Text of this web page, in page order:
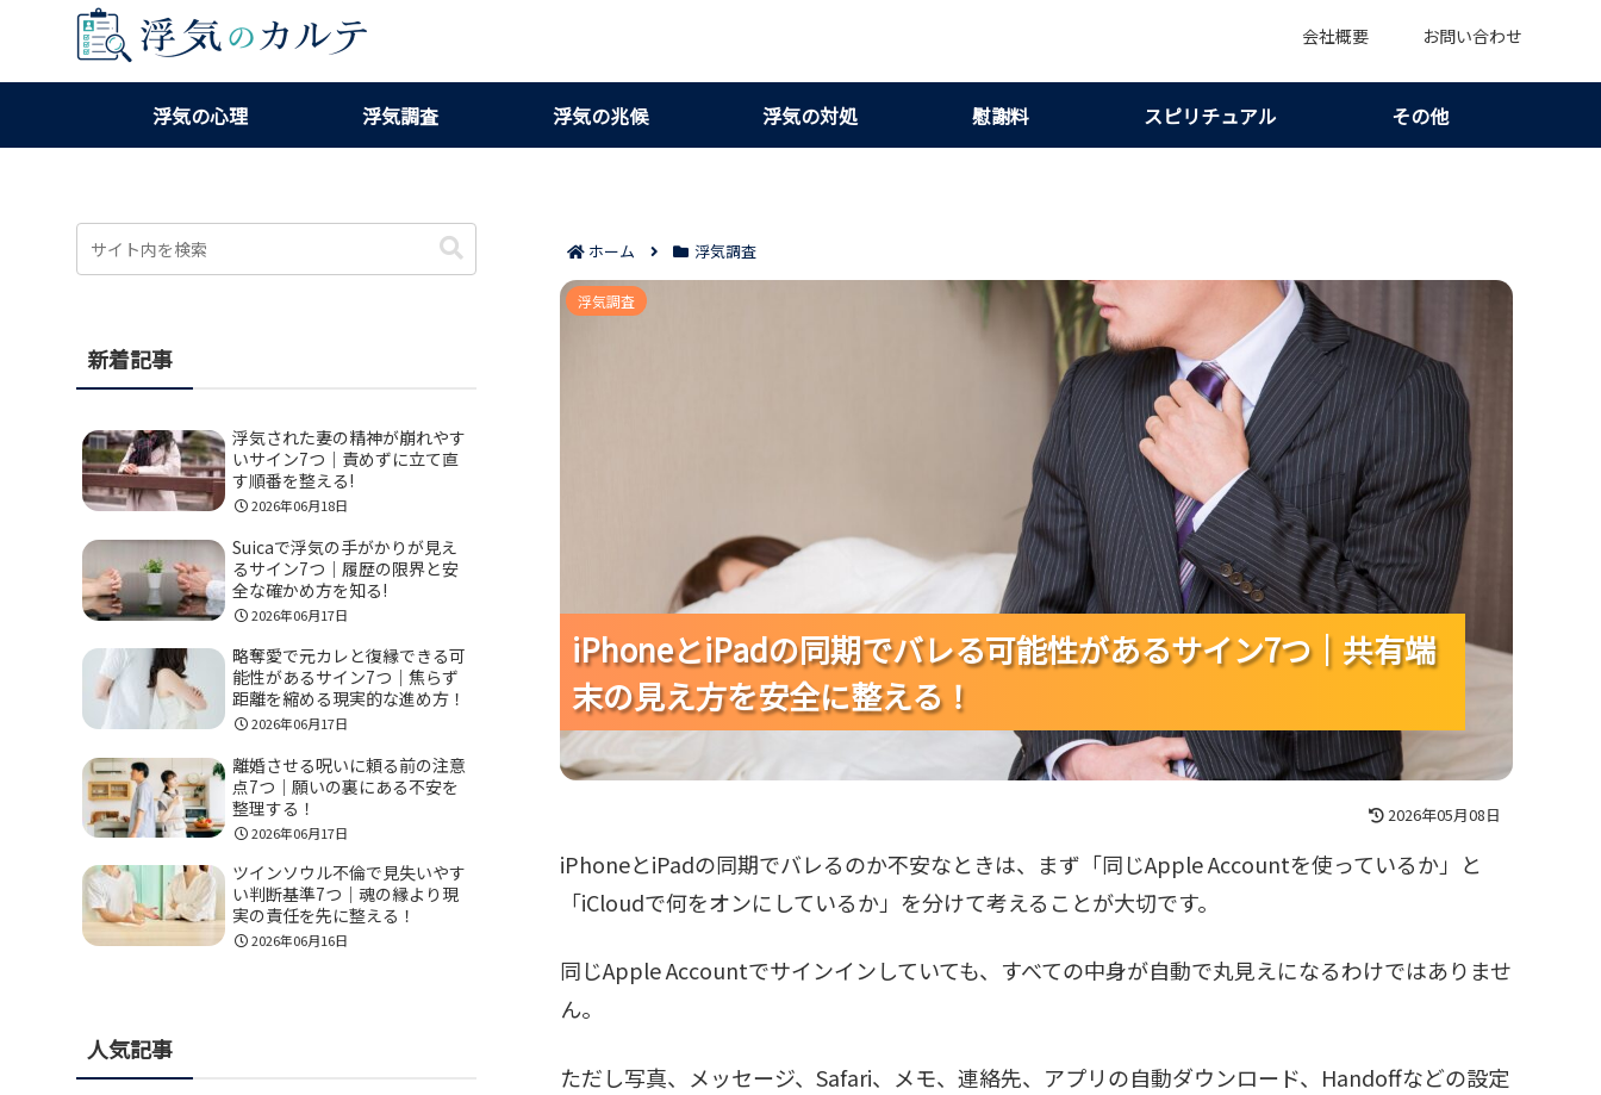
会社概要 お問い合わせ
浮気の心理 浮気調査 浮気の兆候 浮気の対処 慰謝料 スピリチュアル その他
ホーム 浮気調査
iPhoneとiPadの同期でバレる可能性があるサイン7つ｜共有端末の見え方を安全に整える！
iPhoneとiPadの同期でバレる可能性があるサイン7つ｜共有端
末の見え方を安全に整える！
iPhoneとiPadの同期でバレる可能性があるサイン7つ｜共有端
末の見え方を安全に整える！
iPhoneとiPadの同期でバレる可能性があるサイン7つ｜共有端
末の見え方を安全に整える！
浮気調査
2026年05月08日
iPhoneとiPadの同期でバレるのか不安なときは、まず「同じApple Accountを使っているか」と
「iCloudで何をオンにしているか」を分けて考えることが大切です。
同じApple Accountでサインインしていても、すべての中身が自動で丸見えになるわけではありませ
ん。
ただし写真、メッセージ、Safari、メモ、連絡先、アプリの自動ダウンロード、Handoffなどの設定
新着記事
浮気された妻の精神が崩れやす
いサイン7つ｜責めずに立て直
す順番を整える!
2026年06月18日
Suicaで浮気の手がかりが見え
るサイン7つ｜履歴の限界と安
全な確かめ方を知る!
2026年06月17日
略奪愛で元カレと復縁できる可
能性があるサイン7つ｜焦らず
距離を縮める現実的な進め方！
2026年06月17日
離婚させる呪いに頼る前の注意
点7つ｜願いの裏にある不安を
整理する！
2026年06月17日
ツインソウル不倫で見失いやす
い判断基準7つ｜魂の縁より現
実の責任を先に整える！
2026年06月16日
人気記事